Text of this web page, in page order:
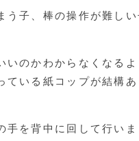
子、棒の操作が難し
のかわからなくなる
いる紙コップが結構
を背中に回して行い